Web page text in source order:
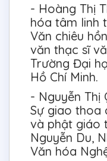
- Hoàng Thị
hóa tâm linh
Văn chiêu
văn thạc sĩ
Trường Đại
Hồ Chí Minh.
- Nguyễn Thị
Sự giao thoa
và phật giáo
Nguyễn Du,
Văn hóa